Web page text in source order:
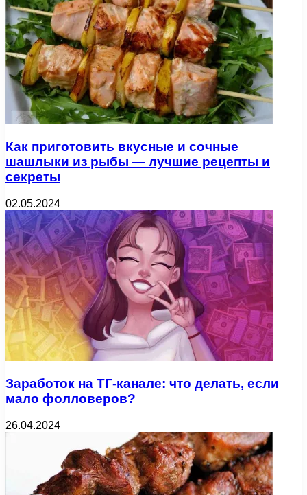
Как приготовить вкусные и сочные
шашлыки из рыбы — лучшие рецепты и
секреты
02.05.2024
Заработок на ТГ-канале: что делать, если
мало фолловеров?
26.04.2024